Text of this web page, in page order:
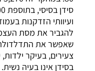
הזדקנות בעמוד השדרה
את מסת העצמות בשלב
את התדלדולתן בשלב
בעיקר ילדות, יקבלו
אינו בעיה נשית. גם